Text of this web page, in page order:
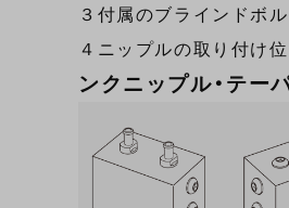
３付属のブラインドボ
４ニップルの取り付け
ンクニップル・テー